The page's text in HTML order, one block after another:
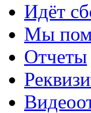
Идёт
Мы
Отчеты